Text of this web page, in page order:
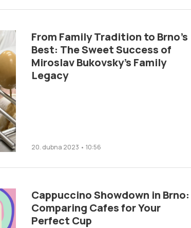
From Family Tradition to Brno’s
Best: The Sweet Success of
Miroslav Bukovsky’s Family
Legacy
20. dubna 2023 • 10:56
Cappuccino Showdown in Brno:
Comparing Cafes for Your
Perfect Cup